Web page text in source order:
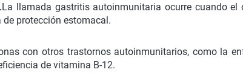
La llamada gastritis autoinmunitaria ocurre cuando
de protección estomacal.
con otros trastornos autoinmunitarios, como la
de vitamina B-12.